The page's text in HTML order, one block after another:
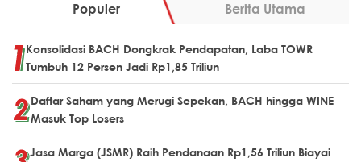
Populer Berita Utama
Konsolidasi BACH Dongkrak Pendapatan, Laba TOWR
Tumbuh 12 Persen Jadi Rp1,85 Triliun
Daftar Saham yang Merugi Sepekan, BACH hingga WINE
Masuk Top Losers
Jasa Marga (JSMR) Raih Pendanaan Rp1,56 Triliun Biayai